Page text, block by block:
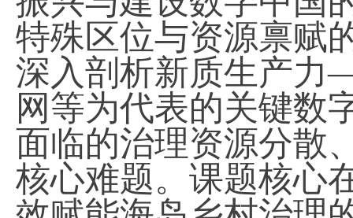
特殊区位与资源禀赋
深入剖析新质生产
网等为代表的关键
面临的治理资源分散
核心难题。课题核心